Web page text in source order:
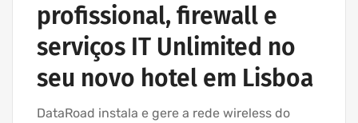
profissional, firewall e
serviços IT Unlimited no
seu novo hotel em Lisboa
DataRoad instala e gere a rede wireless do